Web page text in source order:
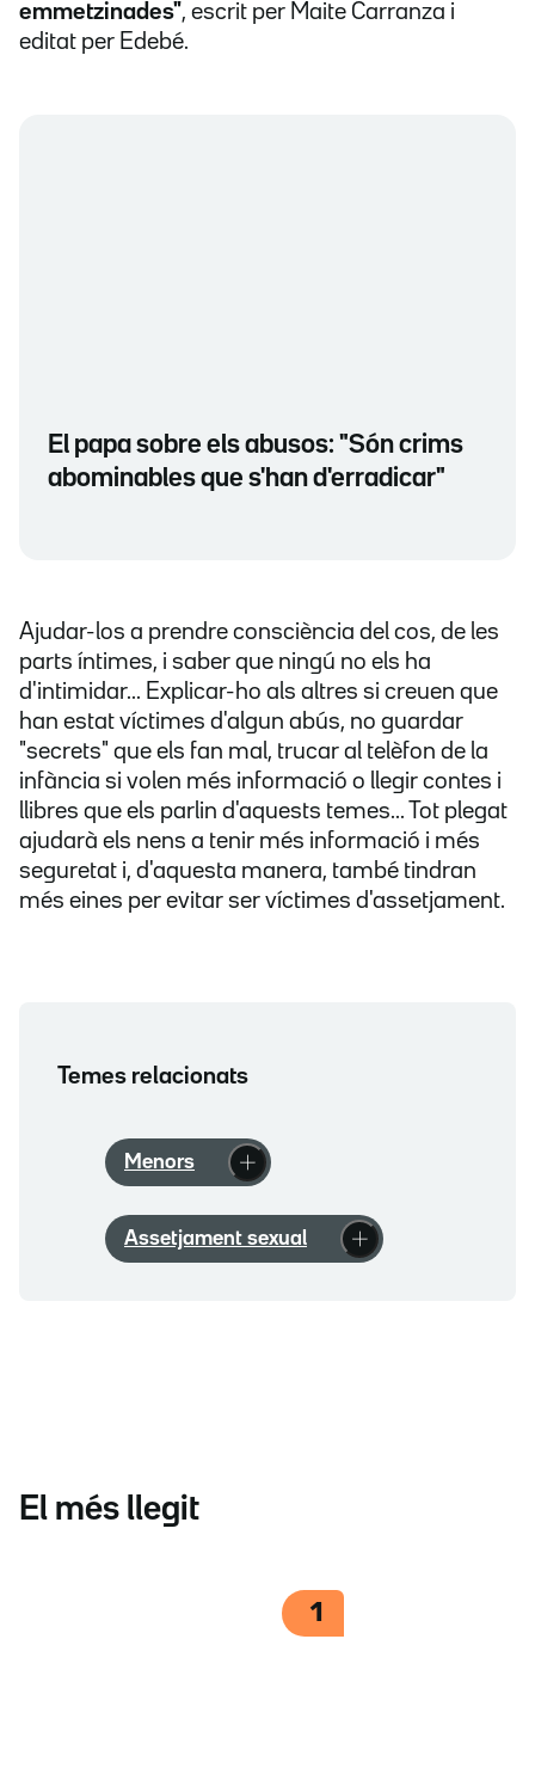
emmetzinades", escrit per Maite Carranza i
editat per Edebé.
El papa sobre els abusos: "Són crims
abominables que s'han d'erradicar"
Ajudar-los a prendre consciència del cos, de les
parts íntimes, i saber que ningú no els ha
d'intimidar... Explicar-ho als altres si creuen que
han estat víctimes d'algun abús, no guardar
"secrets" que els fan mal, trucar al telèfon de la
infància si volen més informació o llegir contes i
llibres que els parlin d'aquests temes... Tot plegat
ajudarà els nens a tenir més informació i més
seguretat i, d'aquesta manera, també tindran
més eines per evitar ser víctimes d'assetjament.
Temes relacionats
Menors
Assetjament sexual
El més llegit
1